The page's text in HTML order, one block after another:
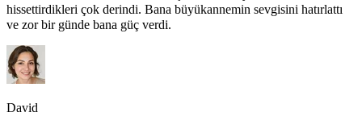
hissettirdikleri çok derindi. Bana büyükannemin sevgisini hatırlattı
ve zor bir günde bana güç verdi.
David